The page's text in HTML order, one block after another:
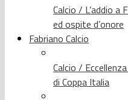
Calcio / L’addio a
ed ospite d’onore
Fabriano Calcio
Calcio /
di Coppa Italia